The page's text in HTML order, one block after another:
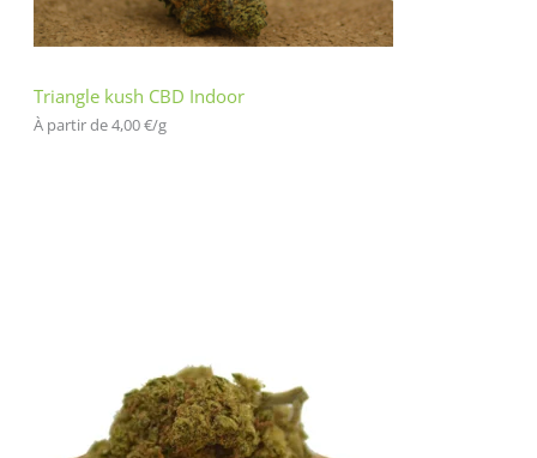
Triangle kush CBD Indoor
À partir de 4,00€/g